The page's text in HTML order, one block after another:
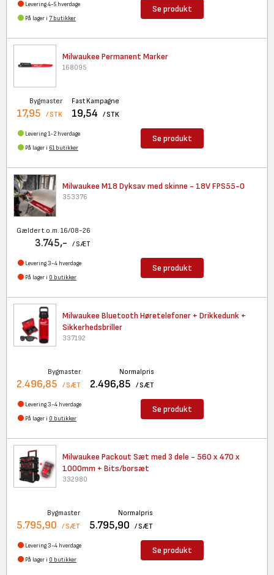
Levering 4-5 hverdage
På lager i 7 butikker
Se produkt
Milwaukee Permanent Marker
168095
Bygmaster
17,95 / STK
Fast Kampagne
19,54 / STK
Levering 1-2 hverdage
På lager i 61 butikker
Se produkt
Milwaukee M18 Dyksav med skinne - 18V FPS55-0
353376
Gælder t.o.m. 16/08-26
3.745,- / SÆT
Levering 3-4 hverdage
På lager i 0 butikker
Se produkt
Milwaukee Bluetooth Høretelefoner + Drikkedunk +
Sikkerhedsbriller
337192
Bygmaster
2.496,85 / SÆT
Normalpris
2.496,85 / SÆT
Levering 3-4 hverdage
På lager i 0 butikker
Se produkt
Milwaukee Packout Sæt med 3 dele - 560 x 470 x
1000mm + Bits/borsæt
332980
Bygmaster
5.795,90 / SÆT
Normalpris
5.795,90 / SÆT
Levering 3-4 hverdage
På lager i 0 butikker
Se produkt